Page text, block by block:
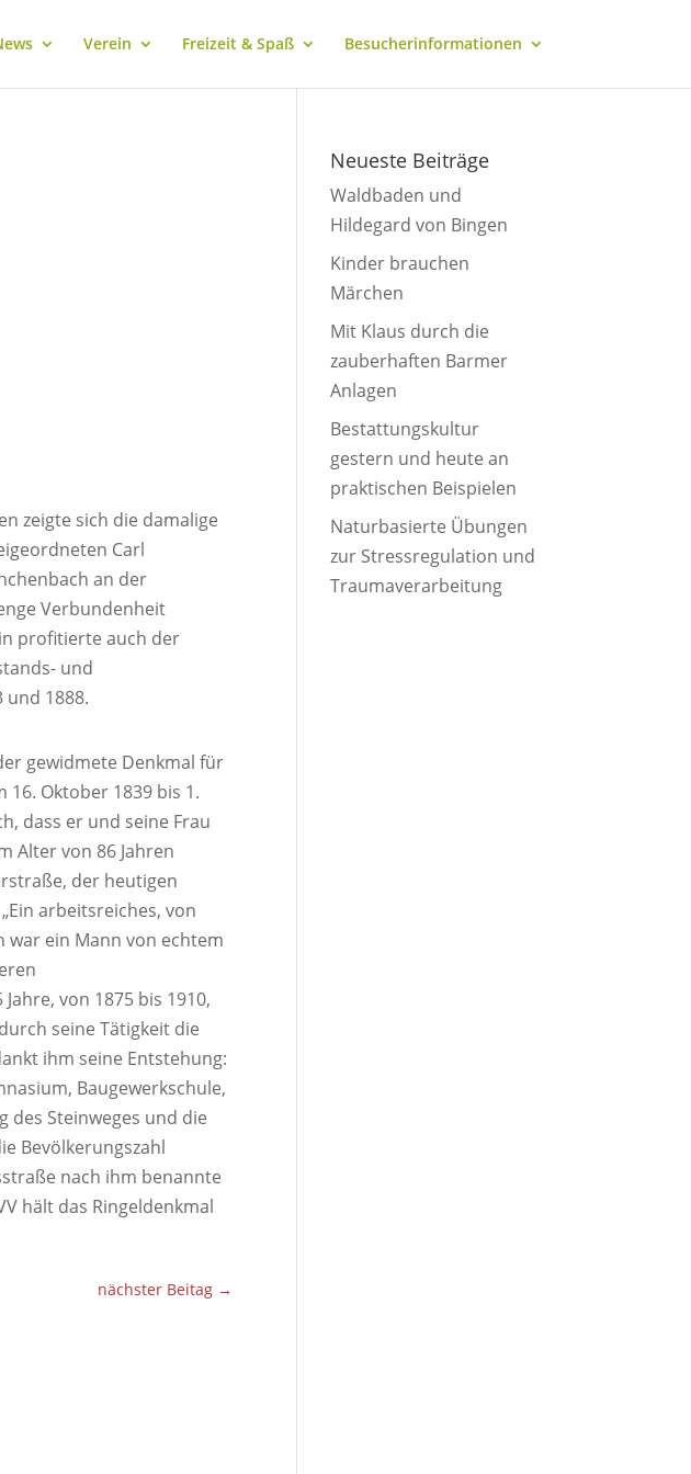
Verein Freizeit & Spaß Besucherinformationen
zeigte sich die damalige
Carl
an der
Verbundenheit
profitierte auch der
und
und 1888.
gewidmete Denkmal für
16. Oktober 1839 bis 1.
dass er und seine Frau
Alter von 86 Jahren
der heutigen
arbeitsreiches, von
war ein Mann von echtem
von 1875 bis 1910,
seine Tätigkeit die
ihm seine Entstehung:
Baugewerkschule,
des Steinweges und die
Bevölkerungszahl
nach ihm benannte
hält das Ringeldenkmal
nächster Beitag →
Neueste Beiträge
Waldbaden und
Hildegard von Bingen
Kinder brauchen
Märchen
Mit Klaus durch die
zauberhaften Barmer
Anlagen
Bestattungskultur
gestern und heute an
praktischen Beispielen
Naturbasierte Übungen
zur Stressregulation und
Traumaverarbeitung